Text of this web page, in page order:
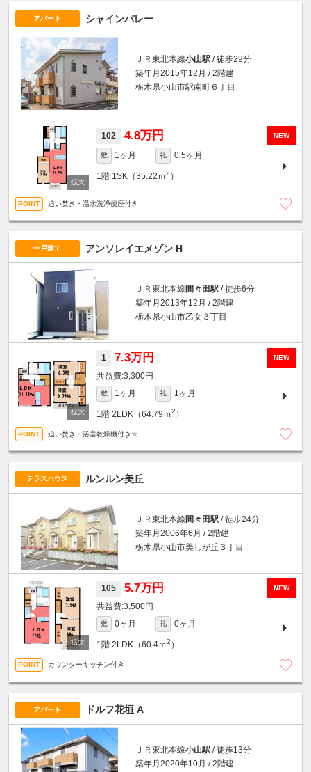
アパート シャインバレー
ＪＲ東北本線小山駅 / 徒歩29分
築年月2015年12月 / 2階建
栃木県小山市駅南町６丁目
NEW
102 4.8万円
敷 1ヶ月 礼 0.5ヶ月
1階 1SK（35.22ｍ2 ）
追い焚き・温水洗浄便座付き
一戸建て アンソレイエメゾン H
ＪＲ東北本線 間々田駅 / 徒歩6分
築年月2013年12月 / 2階建
栃木県小山市乙女３丁目
NEW
1 7.3万円
3,300円
敷 1ヶ月 礼 1ヶ月
1階 2LDK（64.79ｍ2 ）
追い焚き・浴室乾燥機付き☆
テラスハウス ルンルン美丘
ＪＲ東北本線 間々田駅 / 徒歩24分
築年月2006年6月 / 2階建
栃木県小山市美しが丘３丁目
NEW
105 5.7万円
3,500円
敷 0ヶ月 礼 0ヶ月
1階 2LDK（60.4ｍ2 ）
カウンターキッチン付き
アパート ドルフ花垣 A
ＪＲ東北本線小山駅 / 徒歩13分
築年月2020年10月 / 2階建